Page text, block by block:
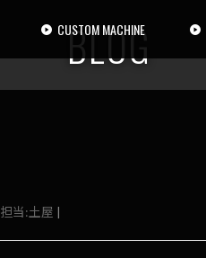
CUSTOM MACHINE
BLOG
担当:土屋 |